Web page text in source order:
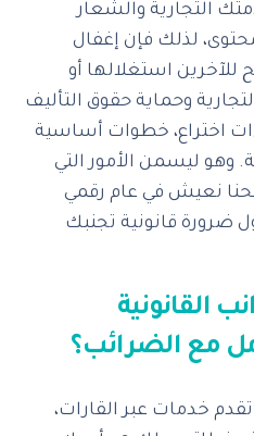
التجارية والشعار
لذلك فإن إغفال
استغلالها أو
وحماية حقوق التأليف
اختراع، خطوات أساسية
وهو ليسمن الأمور التي
نعيش في عام رقمي
ضرورة قانونية تجنبك
القانونية
مع الضرائب؟
خدمات عبر القارات،